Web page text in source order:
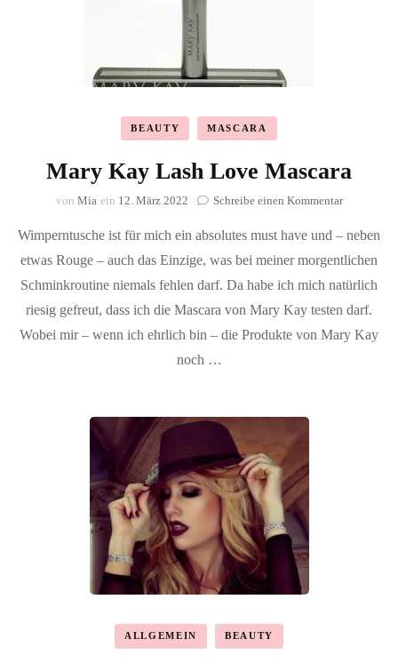
BEAUTY MASCARA
Mary Kay Lash Love Mascara
von Mia ein 12. März 2022 Schreibe einen Kommentarzu
Kay
Lash
Mascara
Wimperntusche ist für mich ein absolutes must have und – neben
etwas Rouge – auch das Einzige, was bei meiner morgentlichen
Schminkroutine niemals fehlen darf. Da habe ich mich natürlich
riesig gefreut, dass ich die Mascara von Mary Kay testen darf.
Wobei mir – wenn ich ehrlich bin – die Produkte von Mary Kay
noch …
ALLGEMEIN BEAUTY